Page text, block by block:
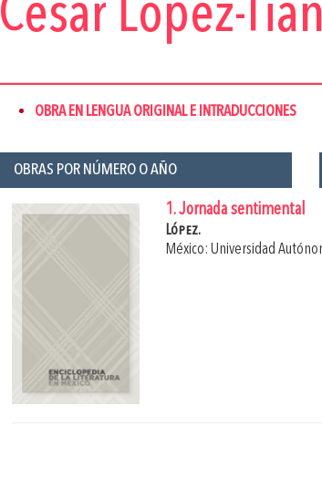
César López-
OBRA EN LENGUA ORIGINAL E INTRADUCCIONES
OBRAS POR NÚMERO O AÑO
1. Jornada sentimental
López.
México: Universidad